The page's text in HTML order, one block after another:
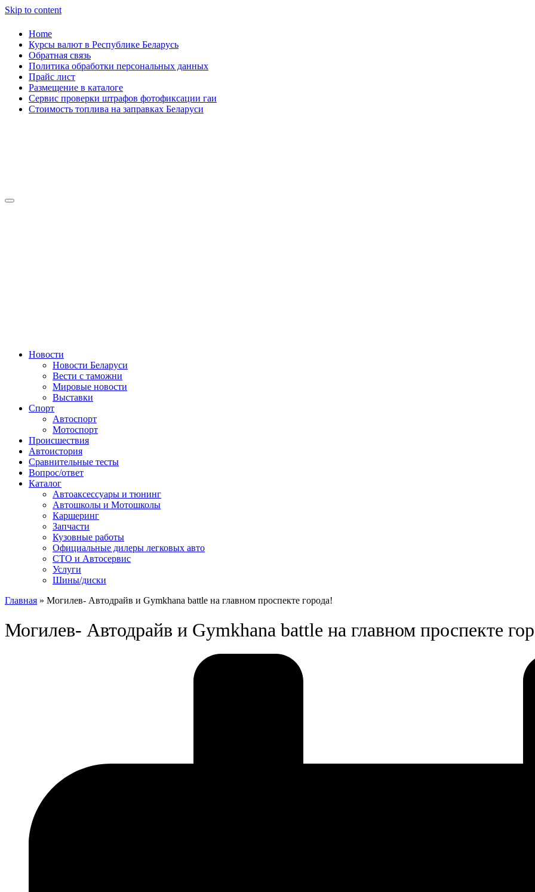
Skip to content
Home
Курсы валют в Республике Беларусь
Обратная связь
Политика обработки персональных данных
Прайс лист
Размещение в каталоге
Сервис проверки штрафов фотофиксации гаи
Стоимость топлива на заправках Беларуси
Сайт про автомобили
Новости
Новости Беларуси
Вести с таможни
Мировые новости
Выставки
Спорт
Автоспорт
Мотоспорт
Происшествия
Автоистория
Сравнительные тесты
Вопрос/ответ
Каталог
Автоакcессуары и тюнинг
Автошколы и Мотошколы
Каршеринг
Запчасти
Кузовные работы
Официальные дилеры легковых авто
СТО и Автосервис
Услуги
Шины/диски
Главная » Могилев- Автодрайв и Gymkhana battle на главном проспекте города!
Могилев- Автодрайв и Gymkhana battle на главном проспекте